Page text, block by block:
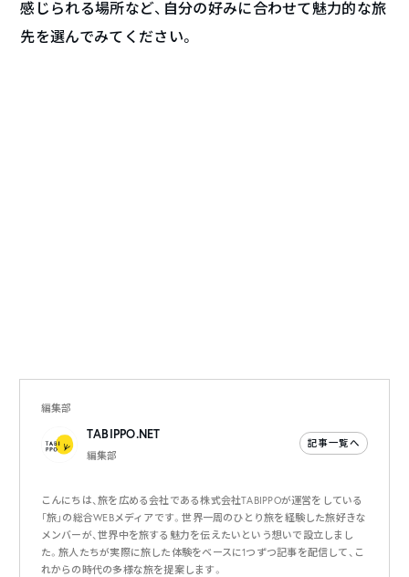
感じられる場所など、自分の好みに合わせて魅力的な旅
先を選んでみてください。
編集部
TABIPPO.NET
編集部
記事一覧へ
こんにちは、旅を広める会社である株式会社TABIPPOが運営をしている
「旅」の総合WEBメディアです。世界一周のひとり旅を経験した旅好きな
メンバーが、世界中を旅する魅力を伝えたいという想いで設立しまし
た。旅人たちが実際に旅した体験をベースに1つずつ記事を配信して、こ
れからの時代の多様な旅を提案します。